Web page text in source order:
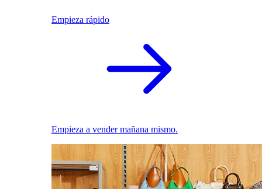
Empieza rápido
Empieza a vender mañana mismo.